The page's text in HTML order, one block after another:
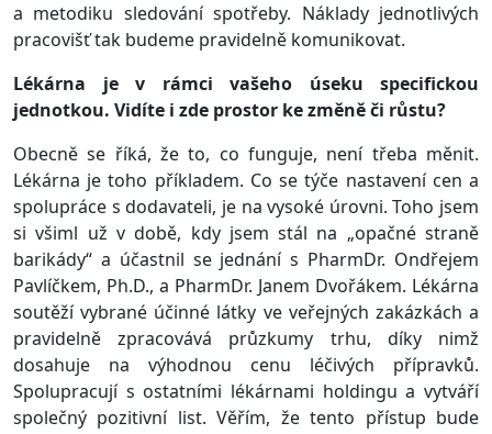
a metodiku sledování spotřeby. Náklady jednotlivých
pracovišť tak budeme pravidelně komunikovat.
Lékárna je v rámci vašeho úseku specifickou
jednotkou. Vidíte i zde prostor ke změně či růstu?
Obecně se říká, že to, co funguje, není třeba měnit.
Lékárna je toho příkladem. Co se týče nastavení cen a
spolupráce s dodavateli, je na vysoké úrovni. Toho jsem
si všiml už v době, kdy jsem stál na „opačné straně
barikády“ a účastnil se jednání s PharmDr. Ondřejem
Pavlíčkem, Ph.D., a PharmDr. Janem Dvořákem. Lékárna
soutěží vybrané účinné látky ve veřejných zakázkách a
pravidelně zpracovává průzkumy trhu, díky nimž
dosahuje na výhodnou cenu léčivých přípravků.
Spolupracují s ostatními lékárnami holdingu a vytváří
společný pozitivní list. Věřím, že tento přístup bude